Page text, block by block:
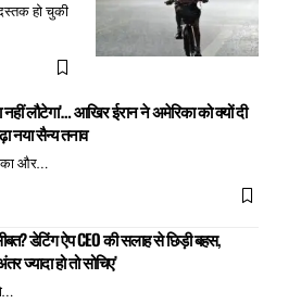
हो चुकी
लौटेगा’… आखिर ईरान ने अमेरिका को क्यों दी
नया सैन्य तनाव
और…
डेटिंग ऐप CEO की सलाह से छिड़ी बहस,
ज्यादा हो तो सोचिए’
…